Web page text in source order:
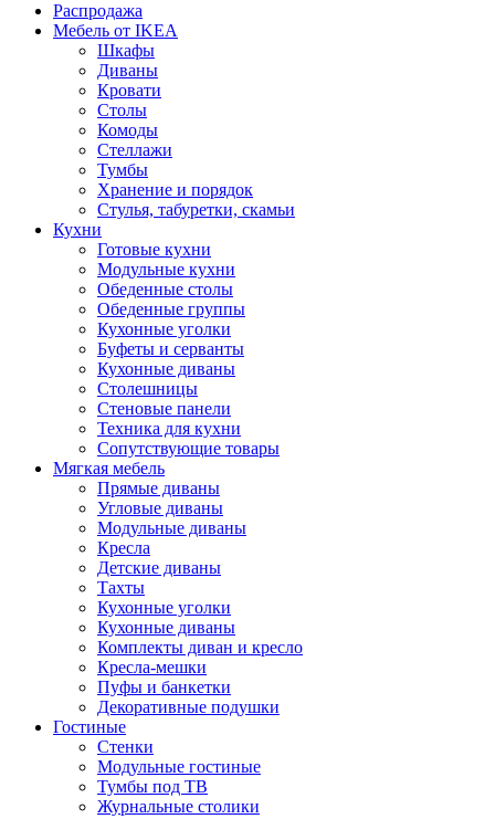
Распродажа
Мебель от IKEA
Шкафы
Диваны
Кровати
Столы
Комоды
Стеллажи
Тумбы
Хранение и порядок
Стулья, табуретки, скамьи
Кухни
Готовые кухни
Модульные кухни
Обеденные столы
Обеденные группы
Кухонные уголки
Буфеты и серванты
Кухонные диваны
Столешницы
Стеновые панели
Техника для кухни
Сопутствующие товары
Мягкая мебель
Прямые диваны
Угловые диваны
Модульные диваны
Кресла
Детские диваны
Тахты
Кухонные уголки
Кухонные диваны
Комплекты диван и кресло
Кресла-мешки
Пуфы и банкетки
Декоративные подушки
Гостиные
Стенки
Модульные гостиные
Тумбы под ТВ
Журнальные столики